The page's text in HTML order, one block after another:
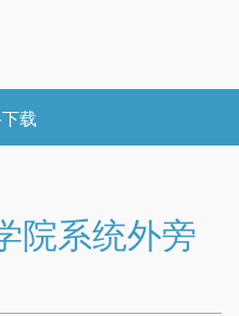
载
院系统外旁